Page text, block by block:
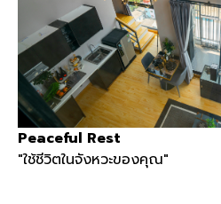
Peaceful Rest
"ใช้ชีวิตในจังหวะของคุณ"